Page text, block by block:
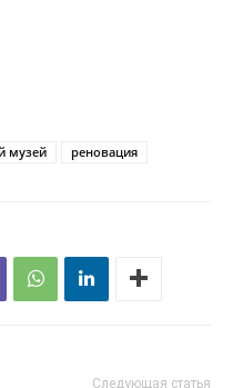
музей реновация
Следующая статья